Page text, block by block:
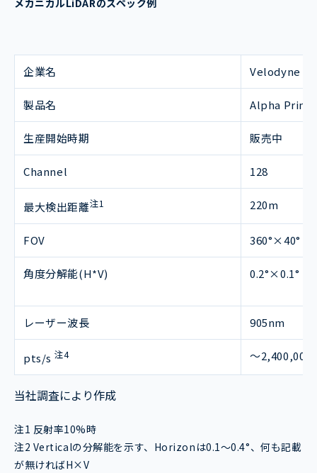
メカニカルLiDARのスペック例
企業名 Velodyne
製品名 Alpha Prime
生産開始時期 販売中
Channel 128
最大検出距離注1 220m
FOV 360°×40°
角度分解能(H*V) 0.2°×0.1°
レーザー波長 905nm
pts/s 注4 ～2,400,000
当社調査により作成
注1 反射率10%時
注2 Verticalの分解能を示す、Horizonは0.1～0.4°、何も記載
が無ければH×V